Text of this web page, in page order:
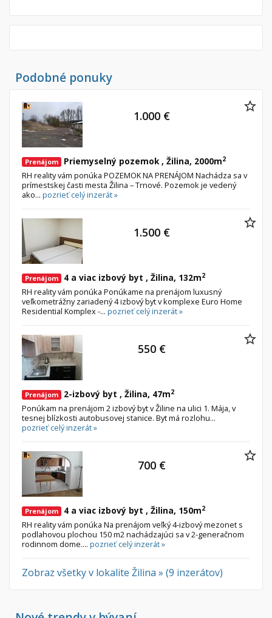
Podobné ponuky
Prenájom Priemyselný pozemok , Žilina, 2000m2
RH reality vám ponúka POZEMOK NA PRENÁJOM Nachádza sa v
prímestskej časti mesta Žilina – Trnové. Pozemok je vedený
ako... pozrieť celý inzerát »
1.000 €
Prenájom 4 a viac izbový byt , Žilina, 132m2
RH reality vám ponúka Ponúkame na prenájom luxusný
veľkometrážny zariadený 4 izbový byt v komplexe Euro Home
Residential Komplex -... pozrieť celý inzerát »
1.500 €
Prenájom 2-izbový byt , Žilina, 47m2
Ponúkam na prenájom 2 izbový byt v Žiline na ulici 1. Mája, v
tesnej blízkosti autobusovej stanice. Byt má rozlohu...
pozrieť celý inzerát »
550 €
Prenájom 4 a viac izbový byt , Žilina, 150m2
RH reality vám ponúka Na prenájom veľký 4-izbový mezonet s
podlahovou plochou 150 m2 nachádzajúci sa v 2-generačnom
rodinnom dome.... pozrieť celý inzerát »
700 €
Zobraz všetky v lokalite Žilina » (9 inzerátov)